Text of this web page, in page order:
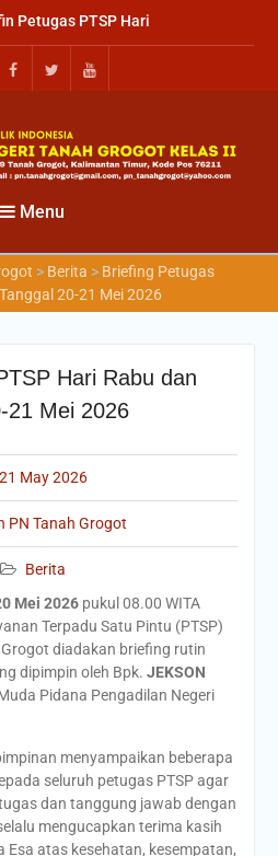
Petugas PTSP Hari
3 Agustus 2026
Petugas PTSP Hari
Tanggal 6 Agustus
Kepesertaan
Jaminan
Nasional (JKN)
Pengadilan Negeri
Cabang
Menu
> Berita > Briefing Petugas
20-21 Mei 2026
Hari Rabu dan
21 Mei 2026
21 May 2026
PN Tanah Grogot
Berita
Mei 2026pukul 08.00 WITA
Terpadu Satu Pintu (PTSP)
diadakan briefing rutin
dipimpin oleh Bpk. JEKSON
Pidana Pengadilan Negeri
menyampaikan beberapa
seluruh petugas PTSP agar
dan tanggung jawab dengan
mengucapkan terima kasih
Esa atas kesehatan, kesempatan,